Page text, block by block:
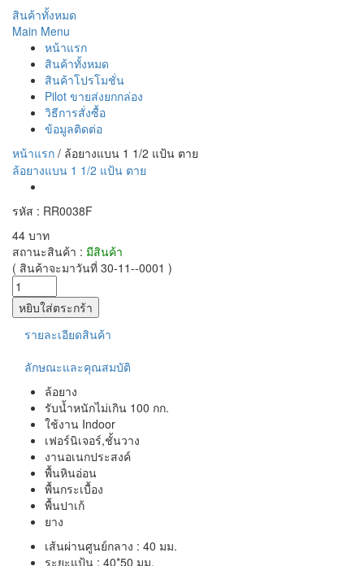
สินค้าทั้งหมด
Main Menu
หน้าแรก
สินค้าทั้งหมด
สินค้าโปรโมชั่น
Pilot ขายส่งยกกล่อง
วิธีการสั่งซื้อ
ข้อมูลติดต่อ
หน้าแรก / ล้อยางแบน 1 1/2 แป้น ตาย
ล้อยางแบน 1 1/2 แป้น ตาย
รหัส : RR0038F
44 บาท
สถานะสินค้า : มีสินค้า
( สินค้าจะมาวันที่ 30-11--0001 )
รายละเอียดสินค้า
ลักษณะและคุณสมบัติ
ล้อยาง
รับน้ำหนักไม่เกิน 100 กก.
ใช้งาน Indoor
เฟอร์นิเจอร์,ชั้นวาง
งานอเนกประสงค์
พื้นหินอ่อน
พื้นกระเบื้อง
พื้นปาเก้
ยาง
เส้นผ่านศูนย์กลาง : 40 มม.
ระยะแป้น : 40*50 มม.